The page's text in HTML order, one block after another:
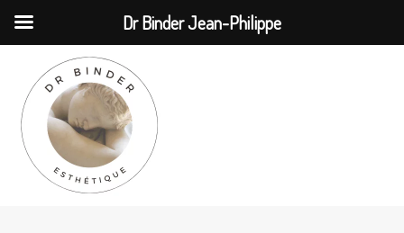
Dr Binder Jean-Philippe